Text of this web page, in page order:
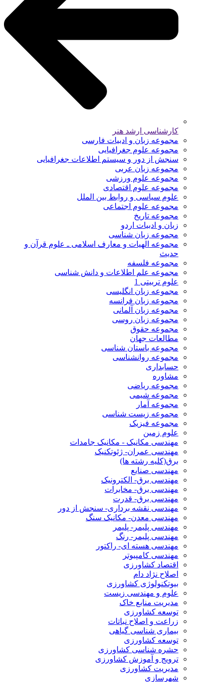
کارشناسی ارشد هنر
مجموعه زبان و ادبیات فارسی
مجموعه علوم جغرافیایی
سنجش از دور و سیستم اطلاعات جغرافیایی
مجموعه زبان عربی
مجموعه علوم ورزشی
مجموعه علوم اقتصادی
علوم سیاسی و روابط بین الملل
مجموعه علوم اجتماعی
مجموعه تاریخ
زبان و ادبیات اردو
مجموعه زبان شناسی
مجموعه الهیات و معارف اسلامی ـ علوم قرآن و
حدیث
مجموعه فلسفه
مجموعه علم اطلاعات و دانش شناسی
علوم تربیتی 1
مجموعه زبان انگلیسی
مجموعه زبان فرانسه
مجموعه زبان آلمانی
مجموعه زبان روسی
مجموعه حقوق
مطالعات جهان
مجموعه باستان شناسی
مجموعه روانشناسی
حسابداری
مشاوره
مجموعه ریاضی
مجموعه شیمی
مجموعه آمار
مجموعه زیست شناسی
مجموعه فیزیک
علوم زمین
مهندسی مکانیک - مکانیک جامدات
مهندسی عمران- ژئوتکنیک
برق(کلیه رشته ها)
مهندسی صنایع
مهندسی برق- الکترونیک
مهندسی برق- مخابرات
مهندسی برق- قدرت
مهندسی نقشه برداری- سنجش از دور
مهندسی معدن- مکانیک سنگ
مهندسی پلیمر- پلیمر
مهندسی پلیمر- رنگ
مهندسی هسته ای- راکتور
مهندسی کامپیوتر
اقتصاد کشاورزی
اصلاح نژاد دام
بیوتکنولوژی کشاورزی
علوم و مهندسی زیست
مدیریت منابع خاک
توسعه کشاورزی
زراعت و اصلاح نباتات
بیماری شناسی گیاهی
توسعه کشاورزی
حشره شناسی کشاورزی
ترویج و آموزش کشاورزی
مدیریت کشاورزی
شهرسازی